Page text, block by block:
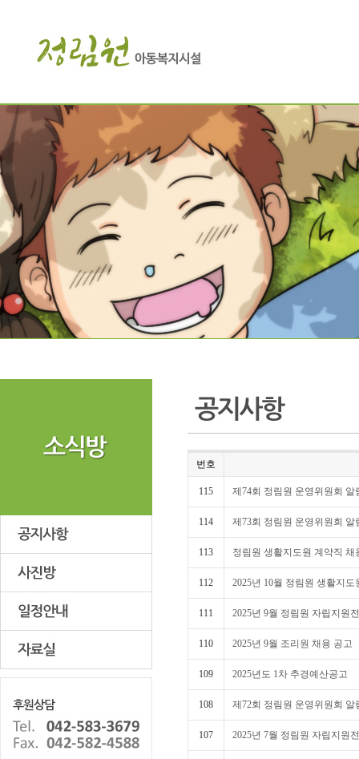
번호
115 제74회 정림원 운영위원회 알
114 제73회 정림원 운영위원회 알
113 정림원 생활지도원 계약직 채
112 2025년 10월 정림원 생활지도
111 2025년 9월 정림원 자립지원
110 2025년 9월 조리원 채용 공고
109 2025년도 1차 추경예산공고
108 제72회 정림원 운영위원회 알
107 2025년 7월 정림원 자립지원